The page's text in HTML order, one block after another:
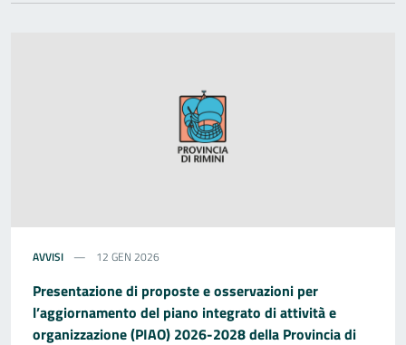
AVVISI 12 GEN 2026
Presentazione di proposte e osservazioni per
l’aggiornamento del piano integrato di attività e
organizzazione (PIAO) 2026-2028 della Provincia di